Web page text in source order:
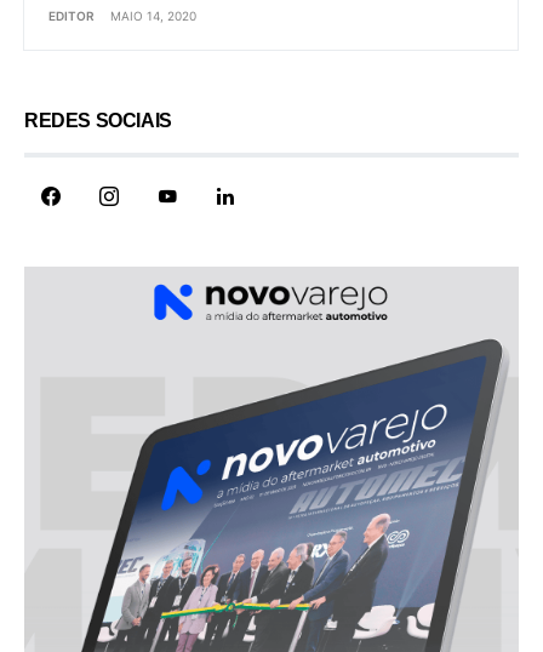
EDITOR MAIO 14, 2020
REDES SOCIAIS